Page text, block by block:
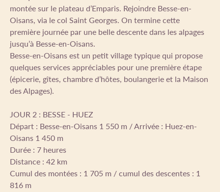
montée sur le plateau d’Emparis. Rejoindre Besse-en-
Oisans, via le col Saint Georges. On termine cette
première journée par une belle descente dans les alpages
jusqu’à Besse-en-Oisans.
Besse-en-Oisans est un petit village typique qui propose
quelques services appréciables pour une première étape
(épicerie, gîtes, chambre d’hôtes, boulangerie et la Maison
des Alpages).
JOUR 2 : BESSE - HUEZ
Départ : Besse-en-Oisans 1 550 m / Arrivée : Huez-en-
Oisans 1 450 m
Durée : 7 heures
Distance : 42 km
Cumul des montées : 1 705 m / cumul des descentes : 1
816 m